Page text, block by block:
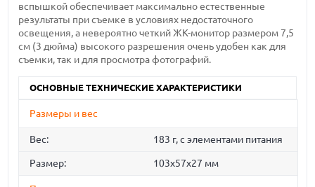
вспышкой обеспечивает максимально естественные
результаты при съемке в условиях недостаточного
освещения, а невероятно четкий ЖК-монитор размером 7,5
см (3 дюйма) высокого разрешения очень удобен как для
съемки, так и для просмотра фотографий.
ОСНОВНЫЕ ТЕХНИЧЕСКИЕ ХАРАКТЕРИСТИКИ
Размеры и вес
Вес: 183 г, с элементами питания
Размер: 103x57x27 мм